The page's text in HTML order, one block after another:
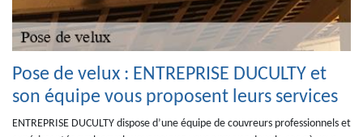
Pose de velux : ENTREPRISE DUCULTY et
son équipe vous proposent leurs services
ENTREPRISE DUCULTY dispose d’une équipe de couvreurs professionnels et